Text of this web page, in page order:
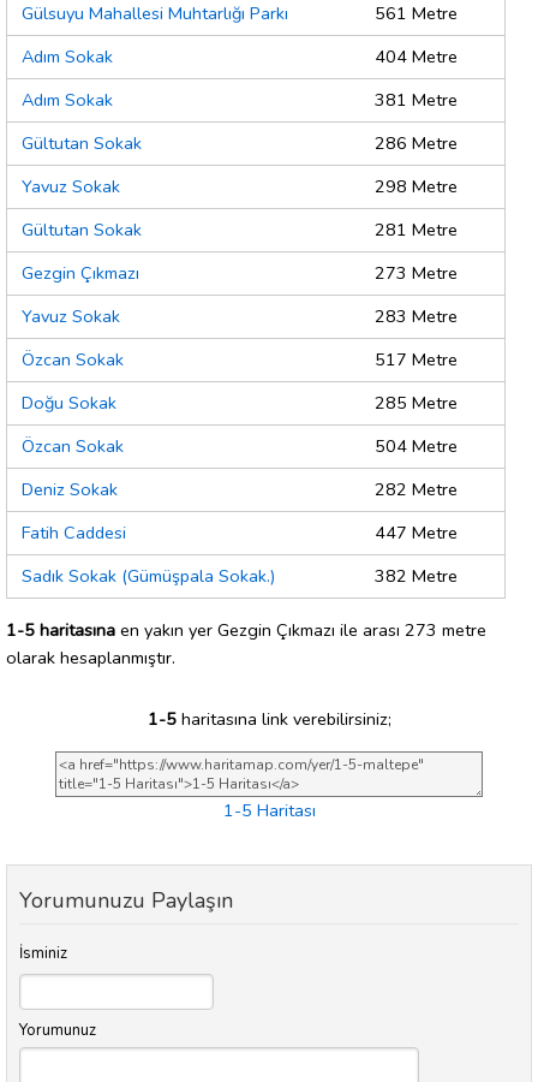
Gülsuyu Mahallesi Muhtarlığı Parkı
561 Metre
Adım Sokak
404 Metre
Adım Sokak
381 Metre
Gültutan Sokak
286 Metre
Yavuz Sokak
298 Metre
Gültutan Sokak
281 Metre
Gezgin Çıkmazı
273 Metre
Yavuz Sokak
283 Metre
Özcan Sokak
517 Metre
Doğu Sokak
285 Metre
Özcan Sokak
504 Metre
Deniz Sokak
282 Metre
Fatih Caddesi
447 Metre
Sadık Sokak (Gümüşpala Sokak.)
382 Metre
1-5 haritasına en yakın yer Gezgin Çıkmazı ile arası 273 metre
olarak hesaplanmıştır.
1-5haritasına link verebilirsiniz;
1-5 Haritası
Yorumunuzu Paylaşın
İsminiz
Yorumunuz